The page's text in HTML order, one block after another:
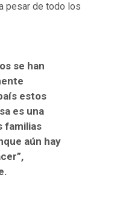
pesar de todo los
se han
estos
es una
familias
aún hay